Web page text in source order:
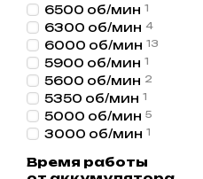
6500 об/мин 1
6300 об/мин 4
6000 об/мин 13
5900 об/мин 1
5600 об/мин 2
5350 об/мин 1
5000 об/мин 5
3000 об/мин 1
Время работы